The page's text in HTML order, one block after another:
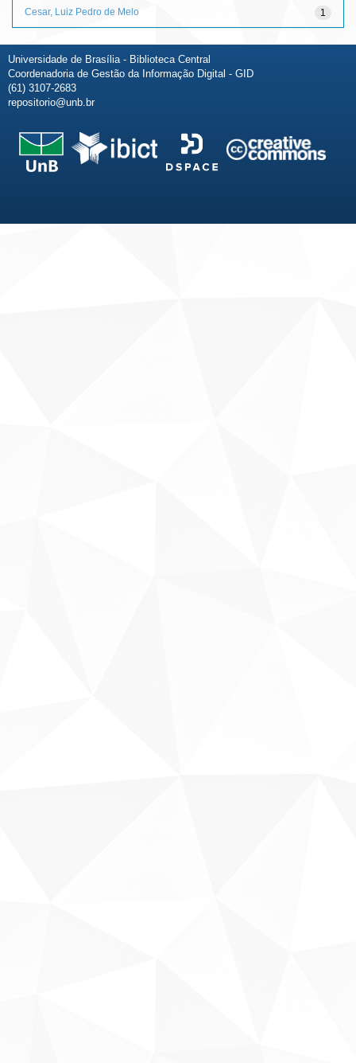
1
Cesar, Luiz Pedro de Melo
Universidade de Brasília - Biblioteca Central
Coordenadoria de Gestão da Informação Digital - GID
(61) 3107-2683
repositorio@unb.br